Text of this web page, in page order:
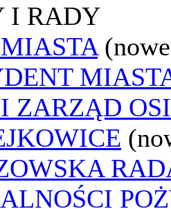
I RADY
ZARZĄD